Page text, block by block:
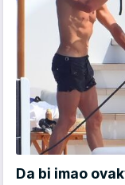
Da bi imao